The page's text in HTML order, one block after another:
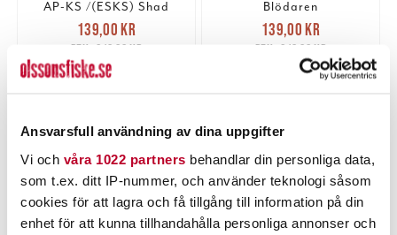
Ansvarsfull användning av dina uppgifter
Vi och våra 1022 partners behandlar din personliga data,
som t.ex. ditt IP-nummer, och använder teknologi såsom
cookies för att lagra och få tillgång till information på din
enhet för att kunna tillhandahålla personliga annonser och
AP-KS /(ESKS) Shad
Nuvarande pris
139,00 krTidigare pris
219,00 kr
139,00 kr
219,00 kr
Blödaren
Nuvarande pris
139,00 krTidigare pris
219,00 kr
139,00 kr
219,00 kr
PRODUKTBESKRIVNING